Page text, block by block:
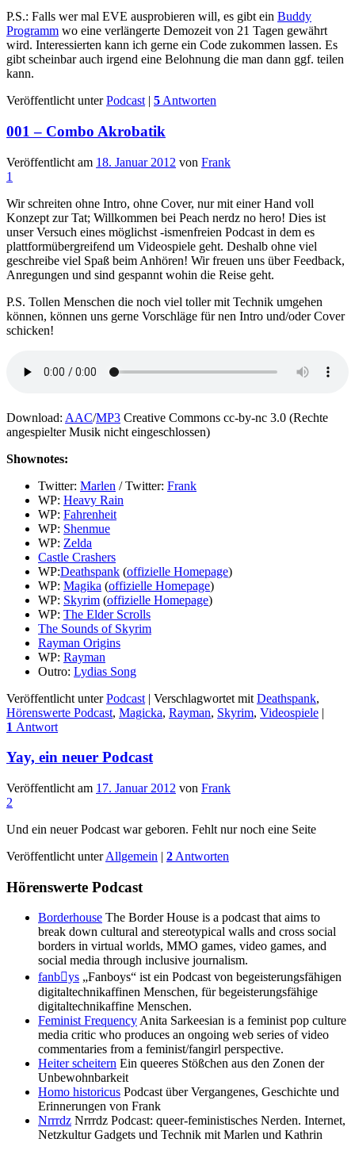
P.S.: Falls wer mal EVE ausprobieren will, es gibt ein Buddy
Programm wo eine verlängerte Demozeit von 21 Tagen gewährt
wird. Interessierten kann ich gerne ein Code zukommen lassen. Es
gibt scheinbar auch irgend eine Belohnung die man dann ggf. teilen
kann.
Veröffentlicht unter Podcast | 5 Antworten
001 – Combo Akrobatik
Veröffentlicht am 18. Januar 2012 von Frank
1
Wir schreiten ohne Intro, ohne Cover, nur mit einer Hand voll
Konzept zur Tat; Willkommen bei Peach nerdz no hero! Dies ist
unser Versuch eines möglichst -ismenfreien Podcast in dem es
plattformübergreifend um Videospiele geht. Deshalb ohne viel
geschreibe viel Spaß beim Anhören! Wir freuen uns über Feedback,
Anregungen und sind gespannt wohin die Reise geht.
P.S. Tollen Menschen die noch viel toller mit Technik umgehen
können, können uns gerne Vorschläge für nen Intro und/oder Cover
schicken!
Download: AAC/MP3 Creative Commons cc-by-nc 3.0 (Rechte
angespielter Musik nicht eingeschlossen)
Shownotes:
Twitter: Marlen / Twitter: Frank
WP: Heavy Rain
WP: Fahrenheit
WP: Shenmue
WP: Zelda
Castle Crashers
WP:Deathspank (offizielle Homepage)
WP: Magika (offizielle Homepage)
WP: Skyrim (offizielle Homepage)
WP: The Elder Scrolls
The Sounds of Skyrim
Rayman Origins
WP: Rayman
Outro: Lydias Song
Veröffentlicht unter Podcast | Verschlagwortet mit Deathspank,
Hörenswerte Podcast, Magicka, Rayman, Skyrim, Videospiele |
1 Antwort
Yay, ein neuer Podcast
Veröffentlicht am 17. Januar 2012 von Frank
2
Und ein neuer Podcast war geboren. Fehlt nur noch eine Seite
Veröffentlicht unter Allgemein | 2 Antworten
Hörenswerte Podcast
Borderhouse The Border House is a podcast that aims to
break down cultural and stereotypical walls and cross social
borders in virtual worlds, MMO games, video games, and
social media through inclusive journalism.
fanbys „Fanboys“ ist ein Podcast von be­geist­er­ungs­fähigen
digital­technik­affinen Menschen, für be­geist­er­ungs­fähige
digital­technik­affine Menschen.
Feminist Frequency Anita Sarkeesian is a feminist pop culture
media critic who produces an ongoing web series of video
commentaries from a feminist/fangirl perspective.
Heiter scheitern Ein queeres Stößchen aus den Zonen der
Unbewohnbarkeit
Homo historicus Podcast über Vergangenes, Geschichte und
Erinnerungen von Frank
Nrrrdz Nrrrdz Podcast: queer-feministisches Nerden. Internet,
Netzkultur Gadgets und Technik mit Marlen und Kathrin